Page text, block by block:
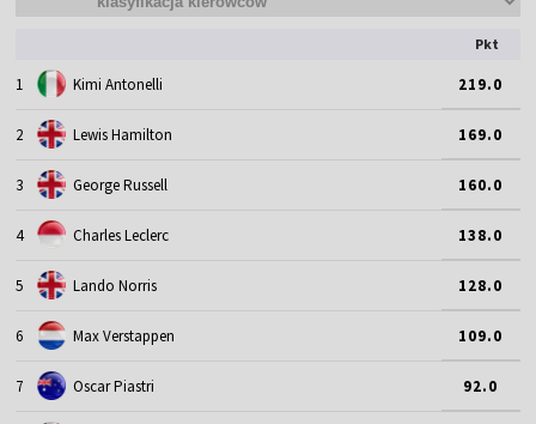
Pkt
1 Kimi Antonelli 219.0
2 Lewis Hamilton 169.0
3 George Russell 160.0
4 Charles Leclerc 138.0
5 Lando Norris 128.0
6 Max Verstappen 109.0
7 Oscar Piastri 92.0